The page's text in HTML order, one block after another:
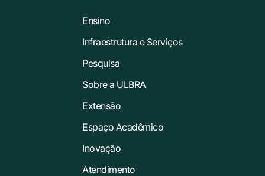
Ensino
Infraestrutura e Serviços
Pesquisa
Sobre a ULBRA
Extensão
Espaço Acadêmico
Inovação
Atendimento